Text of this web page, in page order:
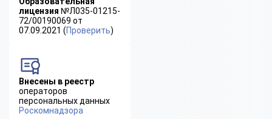
лицензия №Л035-01215-
72/00190069 от
07.09.2021 (Проверить)
Внесены в реестр
операторов
персональных данных
Роскомнадзора